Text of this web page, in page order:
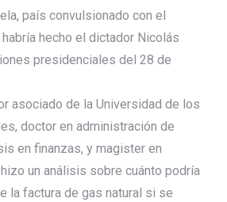
país convulsionado con el
hecho el dictador Nicolás
presidenciales del 28 de
asociado de la Universidad de los
doctor en administración de
en finanzas, y magister en
un análisis sobre cuánto podría
la factura de gas natural si se